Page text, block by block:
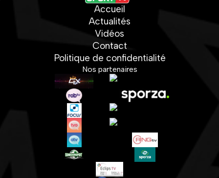
Accueil
Actualités
Vidéos
Contact
Politique de confidentialité
Nos partenaires